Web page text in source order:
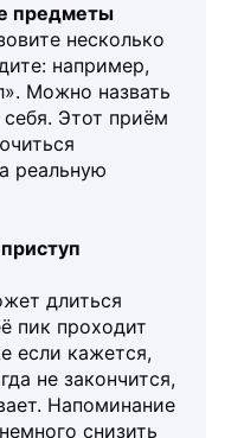
предметы
несколько
например,
Можно назвать
Этот приём
реальную
длиться
пик проходит
если кажется,
не закончится,
Напоминание
снизить